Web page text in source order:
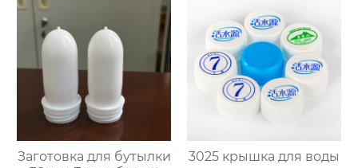
Заготовка для бутылки
3025 крышка для воды